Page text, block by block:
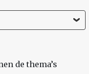
de thema’s